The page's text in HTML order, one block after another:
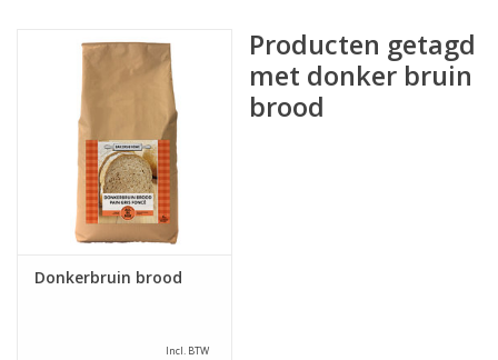
Donkerbruin brood
Incl. BTW
Producten getagd
met donker bruin
brood